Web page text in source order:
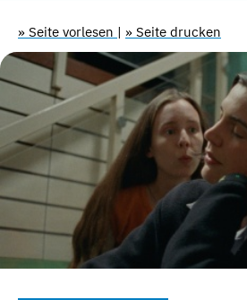
» Seite vorlesen | » Seite drucken